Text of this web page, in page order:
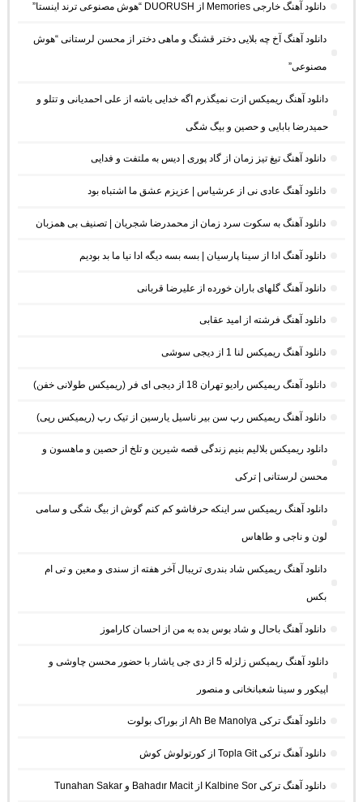
دانلود آهنگ خارجی Memories از DUORUSH “هوش مصنوعی ترند اینستا”
دانلود آهنگ آخ چه بلایی دختر قشنگ و ماهی دختر از محسن لرستانی “هوش
مصنوعی”
دانلود آهنگ ریمیکس ازت نمیگذرم اگه خدایی باشه از علی احمدیانی و تتلو و
حمیدرضا بابایی و حصین و بیگ شگی
دانلود آهنگ تیغ تیز زمان از گاد پوری | دیس به ملتفت و فدایی
دانلود آهنگ عادی نی از عرشیاس | عزیزم عشق ما اشتباه بود
دانلود آهنگ به سکوت سرد زمان از محمدرضا شجریان | تصنیف بی همزبان
دانلود آهنگ ادا از سینا پارسیان | بسه بسه دیگه ادا نیا ما بد بودیم
دانلود آهنگ گلهای باران خورده از علیرضا قربانی
دانلود آهنگ فرشته از امید عقابی
دانلود آهنگ ریمیکس لنا 1 از دیجی سوشی
دانلود آهنگ ریمیکس رادیو تهران 18 از دیجی ای فر (ریمیکس طولانی خفن)
دانلود آهنگ ریمیکس رپ سن بیر ناسیل یارسین از تیک رپ (ریمیکس رپی)
دانلود ریمیکس بلالیم بنیم زندگی قصه شیرین و تلخ از حصین و ماهسون و
محسن لرستانی | ترکی
دانلود آهنگ ریمیکس سر اینکه حرفاشو کم کنم گوش از بیگ شگی و سامی
لون و ناجی و طاهاس
دانلود آهنگ ریمیکس شاد بندری تریبال آخر هفته از سندی و معین و تی ام
بکس
دانلود آهنگ باحال و شاد بوس بده به من از احسان کاراموز
دانلود آهنگ ریمیکس زلزله 5 از دی جی یاشار با حضور محسن چاوشی و
اپیکور و سینا شعبانخانی و منصور
دانلود آهنگ ترکی Ah Be Manolya از بوراک بولوت
دانلود آهنگ ترکی Topla Git از کورتولوش کوش
دانلود آهنگ ترکی Kalbine Sor از Bahadır Macit و Tunahan Sakar